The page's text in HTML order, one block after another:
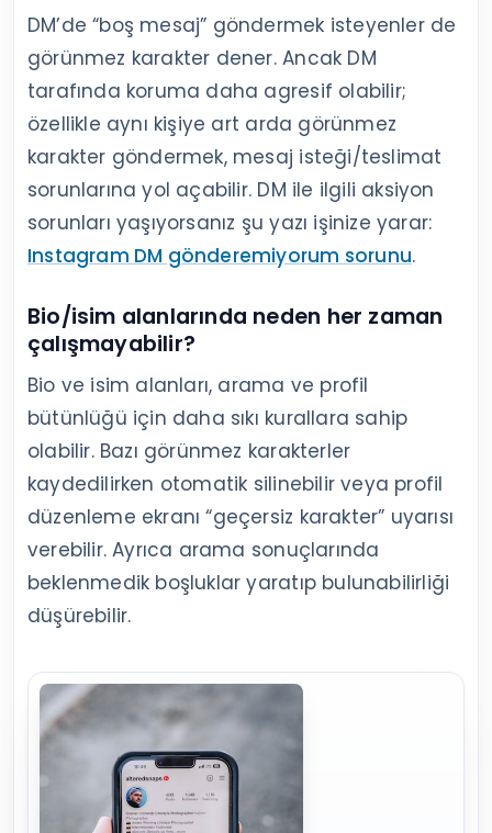
DM’de “boş mesaj” göndermek isteyenler de
görünmez karakter dener. Ancak DM
tarafında koruma daha agresif olabilir;
özellikle aynı kişiye art arda görünmez
karakter göndermek, mesaj isteği/teslimat
sorunlarına yol açabilir. DM ile ilgili aksiyon
sorunları yaşıyorsanız şu yazı işinize yarar:
Instagram DM gönderemiyorum sorunu.
Bio/isim alanlarında neden her zaman
çalışmayabilir?
Bio ve isim alanları, arama ve profil
bütünlüğü için daha sıkı kurallara sahip
olabilir. Bazı görünmez karakterler
kaydedilirken otomatik silinebilir veya profil
düzenleme ekranı “geçersiz karakter” uyarısı
verebilir. Ayrıca arama sonuçlarında
beklenmedik boşluklar yaratıp bulunabilirliği
düşürebilir.